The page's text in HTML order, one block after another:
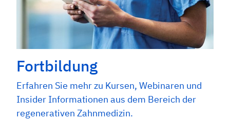
Fortbildung
Erfahren Sie mehr zu Kursen, Webinaren und
Insider Informationen aus dem Bereich der
regenerativen Zahnmedizin.